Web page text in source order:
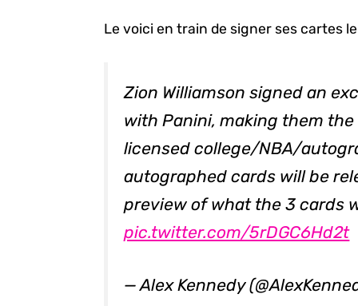
Le voici en train de signer ses cartes
Zion Williamson signed an
with Panini, making them
licensed college/NBA/
autographed cards will be
preview of what the 3 cards
pic.twitter.com/5rDGC6Hd2t
— Alex Kennedy